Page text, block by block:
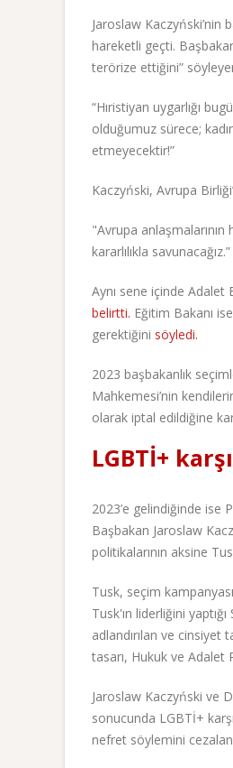
Jaroslaw Kaczyński’nin
hareketli geçti.
terörize ettiğini”
“Hıristiyan uygarlığı
olduğumuz sürece;
etmeyecektir!”
Kaczyński, Avrupa
"Avrupa
kararlılıkla savunacağız.”
Aynı sene içinde Adalet
belirtti. Eğitim Bakanı
gerektiğini söyledi.
2023 başbakanlık
Mahkemesi’nin
olarak iptal edildiğine
LGBTİ+
2023’e gelindiğinde ise
Başbakan Jaroslaw
politikalarının aksine
Tusk, seçim
Tusk'ın liderliğini
adlandırılan ve cinsiyet
tasarı, Hukuk ve Adalet
Jaroslaw Kaczyński ve
sonucunda LGBTİ+
nefret söylemini